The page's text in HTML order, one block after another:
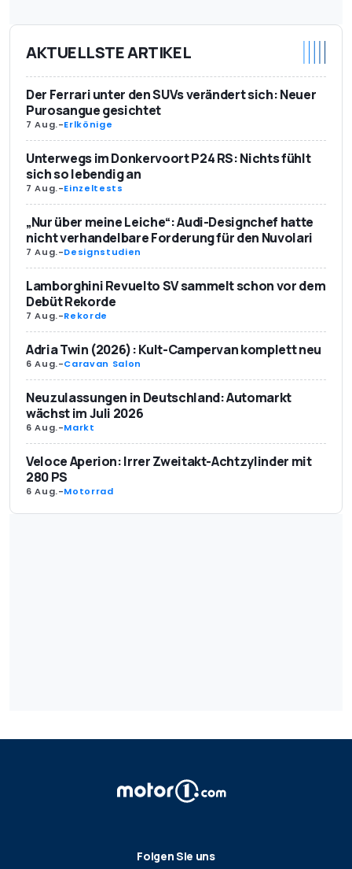
AKTUELLSTE ARTIKEL
Der Ferrari unter den SUVs verändert sich: Neuer
Purosangue gesichtet
7 Aug.-Erlkönige
Unterwegs im Donkervoort P24 RS: Nichts fühlt
sich so lebendig an
7 Aug.-Einzeltests
„Nur über meine Leiche“: Audi-Designchef hatte
nicht verhandelbare Forderung für den Nuvolari
7 Aug.-Designstudien
Lamborghini Revuelto SV sammelt schon vor dem
Debüt Rekorde
7 Aug.-Rekorde
Adria Twin (2026): Kult-Campervan komplett neu
6 Aug.-Caravan Salon
Neuzulassungen in Deutschland: Automarkt
wächst im Juli 2026
6 Aug.-Markt
Veloce Aperion: Irrer Zweitakt-Achtzylinder mit
280 PS
6 Aug.-Motorrad
Folgen Sie uns